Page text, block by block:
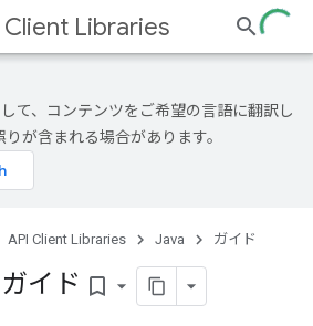
Client Libraries
て、コンテンツをご希望の言語に翻訳し
が含まれる場合があります。
API Client Libraries Java ガイド
イド bookmark_border